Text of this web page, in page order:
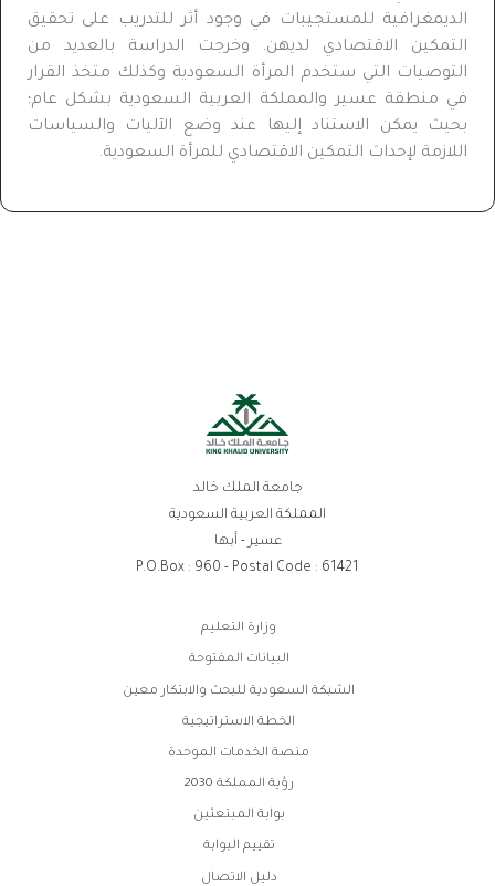
الديمغرافية للمستجيبات في وجود أثر للتدريب على تحقيق
التمكين الاقتصادي لديهن. وخرجت الدراسة بالعديد من
التوصيات التي ستخدم المرأة السعودية وكذلك متخذ القرار
في منطقة عسير والمملكة العربية السعودية بشكل عام؛
بحيث يمكن الاستناد إليها عند وضع الآليات والسياسات
اللازمة لإحداث التمكين الاقتصادي للمرأة السعودية.
جامعة الملك خالد
المملكة العربية السعودية
عسير - أبها
P.O.Box : 960 - Postal Code : 61421
وزارة التعليم
البيانات المفتوحة
الشبكة السعودية للبحث والابتكار معين
الخطة الاستراتيجية
منصة الخدمات الموحدة
رؤية المملكة 2030
بوابة المبتعثين
تقييم البوابة
دليل الاتصال